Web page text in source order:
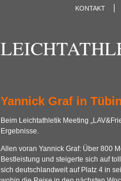
KONTAKT
Yannick Graf in
Beim Leichtathletik Meeting
Ergebnisse.
Allen voran Yannick Graf: Über 800
Bestleistung und steigerte sich auf
sich deutschlandweit auf Platz 4 in